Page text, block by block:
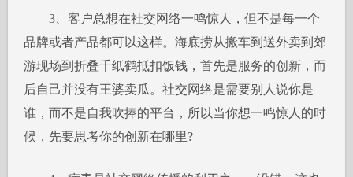
3、客户总想在社交网络一鸣惊人，但不是每一个
品牌或者产品都可以这样。海底捞从搬车到送外卖到郊
游现场到折叠千纸鹤抵扣饭钱，首先是服务的创新，而
后自己并没有王婆卖瓜。社交网络是需要别人说你是
谁，而不是自我吹捧的平台，所以当你想一鸣惊人的时
候，先要思考你的创新在哪里?